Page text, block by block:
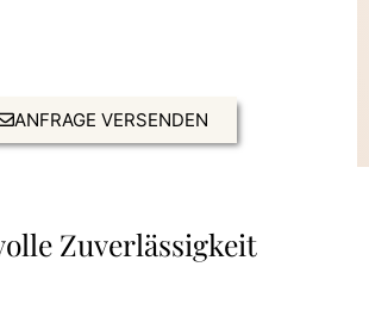
ANFRAGE VERSENDEN
Zuverlässigkeit